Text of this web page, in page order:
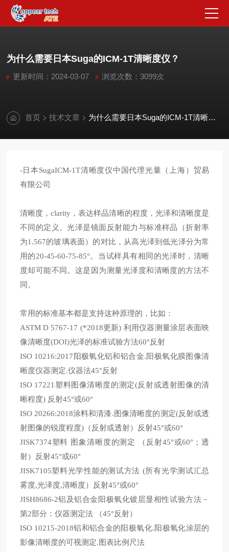
为什么需要日本Suga的ICM-1T清晰度仪？
更新时间：2024-03-07 浏览次数：3099次
首页 技术文章 为什么需要日本Suga的ICM-1T清晰度仪？
-日本SugaICM-1T清晰度仪中国代理光量 （上海） 贸易
有限公司
清晰度， clarity，表达样品清晰的程度，光泽和清晰度是
不同的定义。光泽是镜面反射能力与标准样品（折射率
为1.567的玻璃表面）的对比，从高光泽到低光泽分为常
用的20-45-60-75-85°。当试样具有相同的光泽时，清晰
度却可能不同。这是因为测量光泽度和清晰度的方法不
同。
常用的标准基本都是支持这种原理的，比如：
ASTM D 5767-17 (*2018更新) 利用仪器测量涂层表面映
像清晰度(DOI)光泽的标准试验方法60°反射
ISO 10216:2017阳极氧化铝和铝合金.阳极氧化膜图像清
晰度仪器测定.仪器法45°反射
ISO 17221塑料图像清晰度的测定(反射或透射图像的清
晰程度) 反射45°或60°
ISO 20266:2018涂料和清漆.图像清晰度的测定(反射或透
射图像的锐度程度)（反射或透射）反射45°或60°
JISK7374塑料 图象清晰度的测定 （反射45°或60°；透
射）反射45°或60°
JISK7105塑料光学性能的测试方法 (所有光学测试汇总
雾度,光泽度,清晰度）反射45°或60°
JISH8686-2铝及铝合金阳极氧化镀层显相性试验方法－
第2部分：仪器测定法 （45°反射）
ISO 10215-2018铝和铝合金的阳极氧化.阳极氧化涂层的
影像清晰度的可视测定.图表比例尺法